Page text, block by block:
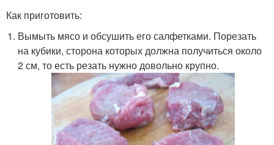
Как приготовить:
Вымыть мясо и обсушить его салфетками. Порезать
на кубики, сторона которых должна получиться около
2 см, то есть резать нужно довольно крупно.